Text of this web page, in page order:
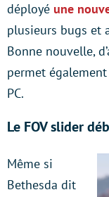
déployé une
plusieurs bugs et
Bonne nouvelle,
permet
PC.
Le FOV slider
Même si
Bethesda dit